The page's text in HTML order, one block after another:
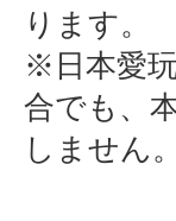
ります。
※日本愛
合でも、
しません